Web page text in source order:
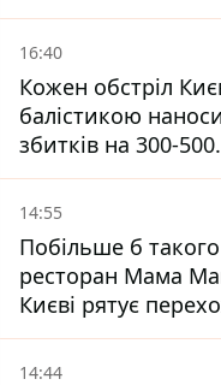
16:40
Кожен обстріл
балістикою
збитків на 300-500
мільйонів - Петро
Пантелеєв
14:55
Побільше б
ресторан Мама
Києві рятує
спеки
14:44